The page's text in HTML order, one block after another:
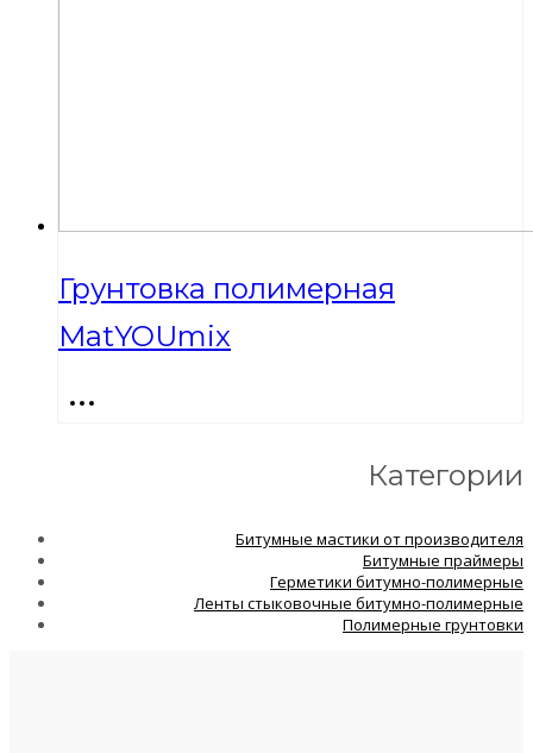
Грунтовка полимерная
MatYOUmix
Категории
Битумные мастики от производителя
Битумные праймеры
Герметики битумно-полимерные
Ленты стыковочные битумно-полимерные
Полимерные грунтовки